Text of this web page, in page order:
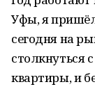
Уфы, я
сегодня на
столкнуться
квартиры, и